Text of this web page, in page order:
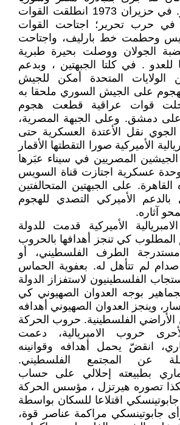
اشتهر بحرب العبور. في حزيران 1973 انطلقت القوات
في حرب تحرير؛ اجتاحت القوات
وحطمت خط بارليف، واجتاحت
الجولان ووصلت بحيرة طبرية
للعدو . في كلتا الجبهتين ، وبدعم
المتحدة أمكن للجيش
على الجيش السوري ملحقا به
قوات عراقية قطعت هجوم
على دمشق. وعلى الجبهة المصرية،
نقل الأعتدة العسكرية حتى
الأميركية صورا التقطتها الأقمار
الجيشين المصريين في سيناء عبَرها
عسكرية اجتازت قناة السويس
على الجبهتين المتحالفتين
الأميركي التصدي للهجوم
آثاره.
الأميركية قدمت للدولة
المطلوب كي تنجز أهدافها بالحروب
مستدرجة الطرف الفلسطيني، أو
لم تتأهل له. بعفوية الحماس
الفلسطينيون لاستفزاز الدولة
بوجه العدوان الصهيوني كي
وينجز العدوان الصهيوني أهدافه
الفلسطينية. حروب الحركة
حروب الامبريالية، دعمت
انقضّ يحمل أهدافه وقوانينه
عن المجتمع الفلسطيني.
بطبيعته إحلالي على حساب
تصوره هيرتزل ، مؤسس الحركة
جابوتينسكي اقتلاعا للسكان بواسطة
جابوتينسكي مراكمة عناصر قوة،